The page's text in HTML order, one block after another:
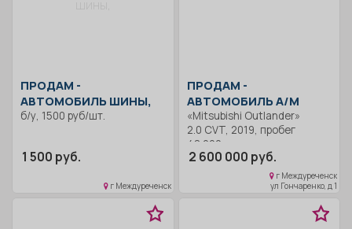
шины,
ПРОДАМ -
АВТОМОБИЛЬ ШИНЫ,
б/у, 1500 руб/шт.
1 500 руб.
г Междуреченск
ПРОДАМ -
АВТОМОБИЛЬ А/М
«Mitsubishi Outlander»
2.0 CVT, 2019, пробег
48 000 км.
2 600 000 руб.
г Междуреченск
ул Гончаренко, д 1